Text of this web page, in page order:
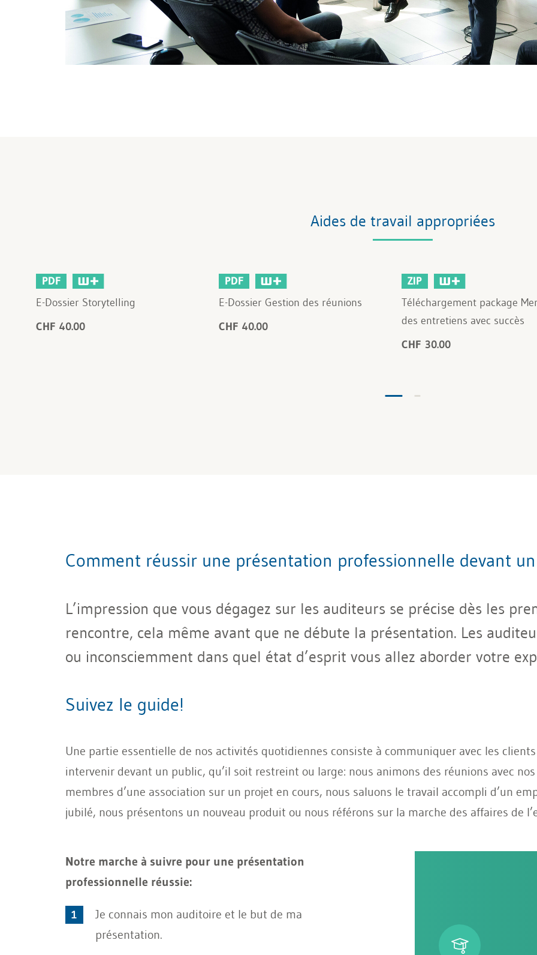
Aides de travail appropriées
PDF
E-Dossier Storytelling
CHF 40.00
PDF
E-Dossier Gestion des réunions
CHF 40.00
ZIP
Téléchargement package
des entretiens avec succès
CHF 30.00
Comment réussir une présentation professionnelle devant
L’impression que vous dégagez sur les auditeurs se précise dès les
rencontre, cela même avant que ne débute la présentation. Les
ou inconsciemment dans quel état d’esprit vous allez aborder votre
Suivez le guide!
Une partie essentielle de nos activités quotidiennes consiste à communiquer avec les
intervenir devant un public, qu’il soit restreint ou large: nous animons des réunions avec
membres d’une association sur un projet en cours, nous saluons le travail accompli d’un
jubilé, nous présentons un nouveau produit ou nous référons sur la marche des affaires de
Notre marche à suivre pour une présentation
professionnelle réussie:
Je connais mon auditoire et le but de ma
présentation.